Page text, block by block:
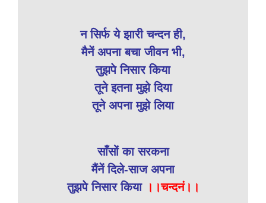
न सिर्फ ये झारी चन्दन ही,
मैनें अपना बचा जीवन भी,
तुझपे निसार किया
तूने इतना मुझे दिया
तूने अपना मुझे लिया
साँसों का सरकना
मैंनें दिले-साज अपना
तुझपे निसार किया ।।चन्दनं।।